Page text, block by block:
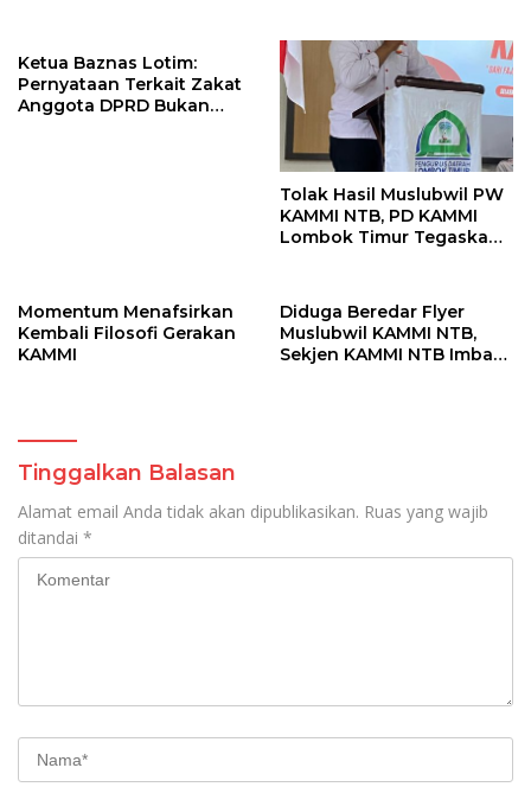
Ketua Baznas Lotim:
Pernyataan Terkait Zakat
Anggota DPRD Bukan
Tolak Hasil Muslubwil PW
KAMMI NTB, PD KAMMI
Lombok Timur Tegaskan
Momentum Menafsirkan
Kembali Filosofi Gerakan
KAMMI
Diduga Beredar Flyer
Muslubwil KAMMI NTB,
Sekjen KAMMI NTB Imbau
Tinggalkan Balasan
Alamat email Anda tidak akan dipublikasikan. Ruas yang wajib
ditandai *